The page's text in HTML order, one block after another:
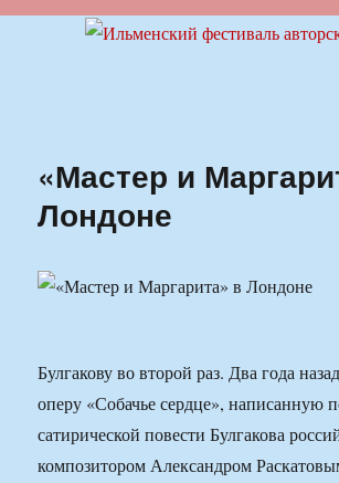
Ильменский фестиваль
«Мастер и
Лондоне
Булгакову во второй раз. Два года
оперу «Собачье сердце», написанную
сатирической повести Булгакова
композитором Александром